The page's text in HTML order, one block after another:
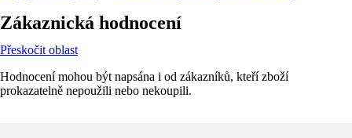
Zákaznická hodnocení
Přeskočit oblast
Hodnocení mohou být napsána i od zákazníků, kteří zboží
prokazatelně nepoužili nebo nekoupili.